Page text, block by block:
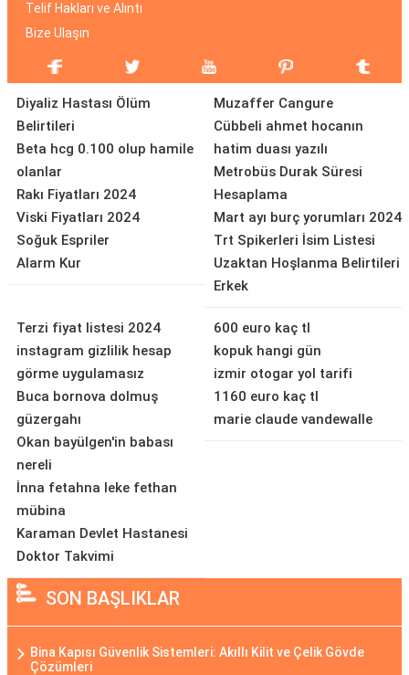
Telif Hakları ve Alıntı
Bize Ulaşın
Diyaliz Hastası Ölüm
Belirtileri
Beta hcg 0.100 olup hamile
olanlar
Rakı Fiyatları 2024
Viski Fiyatları 2024
Soğuk Espriler
Alarm Kur
Muzaffer Cangure
Cübbeli ahmet hocanın
hatim duası yazılı
Metrobüs Durak Süresi
Hesaplama
Mart ayı burç yorumları 2024
Trt Spikerleri İsim Listesi
Uzaktan Hoşlanma Belirtileri
Erkek
Terzi fiyat listesi 2024
instagram gizlilik hesap
görme uygulamasız
Buca bornova dolmuş
güzergahı
Okan bayülgen'in babası
nereli
İnna fetahna leke fethan
mübina
Karaman Devlet Hastanesi
Doktor Takvimi
600 euro kaç tl
kopuk hangi gün
izmir otogar yol tarifi
1160 euro kaç tl
marie claude vandewalle
SON BAŞLIKLAR
Bina Kapısı Güvenlik Sistemleri: Akıllı Kilit ve Çelik Gövde
Çözümleri